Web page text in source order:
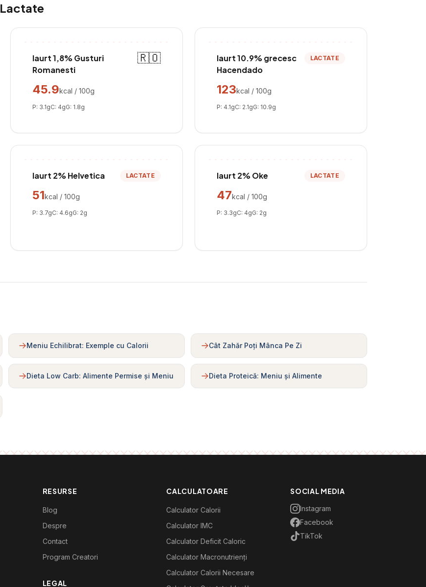
Lactate
Iaurt 1,8% Gusturi
Romanesti
🇷🇴
45.9kcal / 100g
P: 3.1gC: 4gG: 1.8g
Iaurt 10.9% grecesc
Hacendado
LACTATE
123kcal / 100g
P: 4.1gC: 2.1gG: 10.9g
Iaurt 2% Helvetica LACTATE
51kcal / 100g
P: 3.7gC: 4.6gG: 2g
Iaurt 2% Oke LACTATE
47kcal / 100g
P: 3.3gC: 4gG: 2g
Meniu Echilibrat: Exemple cu Calorii Cât Zahăr Poți Mânca Pe Zi
Dieta Low Carb: Alimente Permise și Meniu Dieta Proteică: Meniu și Alimente
RESURSE
Blog
Despre
Contact
Program Creatori
LEGAL
CALCULATOARE
Calculator Calorii
Calculator IMC
Calculator Deficit Caloric
Calculator Macronutrienți
Calculator Calorii Necesare
SOCIAL MEDIA
Instagram
Facebook
TikTok